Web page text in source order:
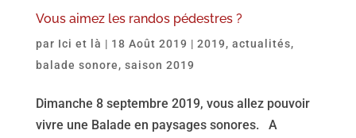
Vous aimez les randos pédestres ?
par Ici et là | 18 Août 2019 | 2019, actualités,
balade sonore, saison 2019
Dimanche 8 septembre 2019, vous allez pouvoir
vivre une Balade en paysages sonores. A